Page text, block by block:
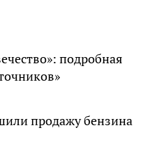
подробная
продажу бензина